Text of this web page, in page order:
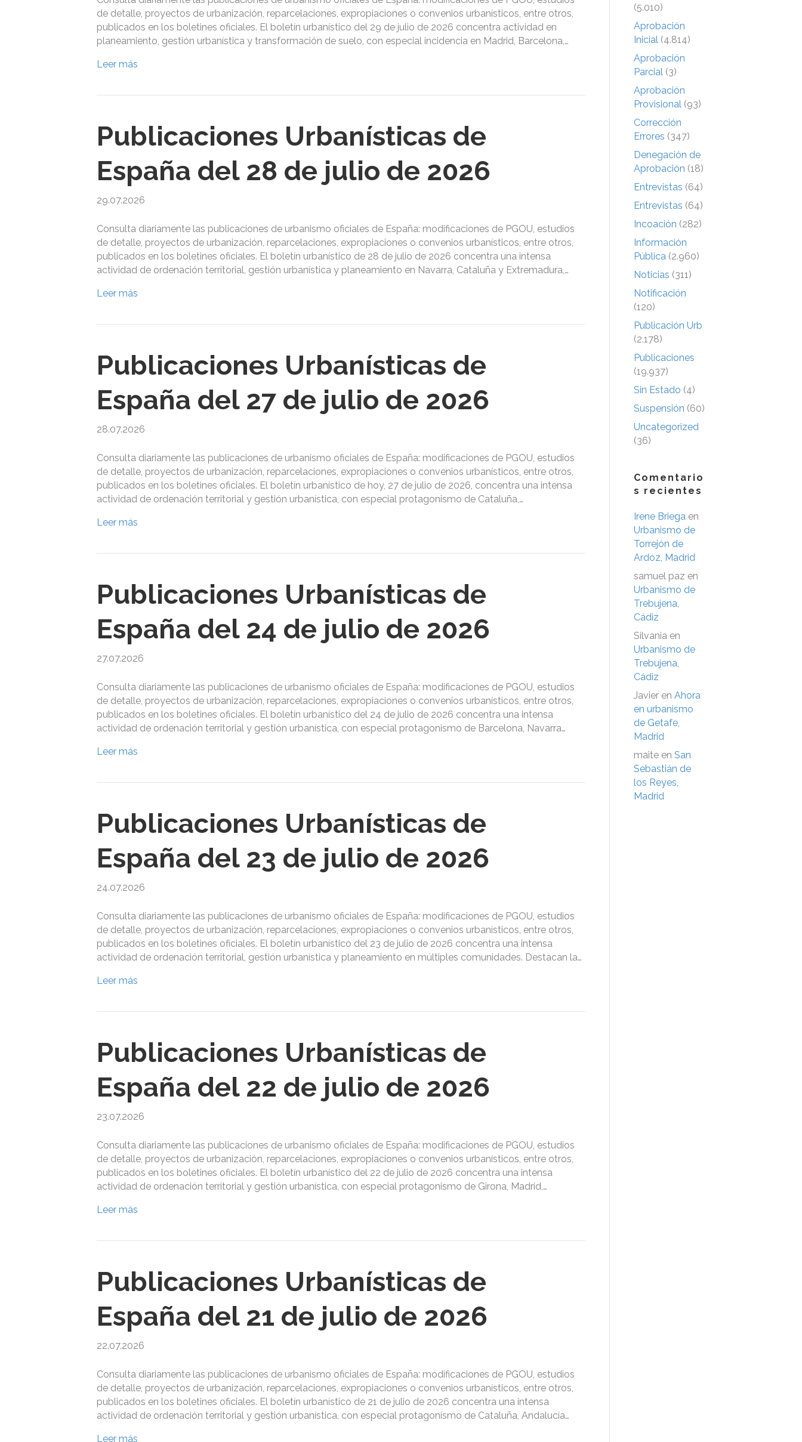
de detalle, proyectos de urbanización, reparcelaciones, expropiaciones o convenios urbanísticos, entre otros,
publicados en los boletines oficiales. El boletín urbanístico del 29 de julio de 2026 concentra actividad en
planeamiento, gestión urbanística y transformación de suelo, con especial incidencia en Madrid, Barcelona,…
Leer más
Publicaciones Urbanísticas de
España del 28 de julio de 2026
29.07.2026
Consulta diariamente las publicaciones de urbanismo oficiales de España: modificaciones de PGOU, estudios
de detalle, proyectos de urbanización, reparcelaciones, expropiaciones o convenios urbanísticos, entre otros,
publicados en los boletines oficiales. El boletín urbanístico de 28 de julio de 2026 concentra una intensa
actividad de ordenación territorial, gestión urbanística y planeamiento en Navarra, Cataluña y Extremadura,…
Leer más
Publicaciones Urbanísticas de
España del 27 de julio de 2026
28.07.2026
Consulta diariamente las publicaciones de urbanismo oficiales de España: modificaciones de PGOU, estudios
de detalle, proyectos de urbanización, reparcelaciones, expropiaciones o convenios urbanísticos, entre otros,
publicados en los boletines oficiales. El boletín urbanístico de hoy, 27 de julio de 2026, concentra una intensa
actividad de ordenación territorial y gestión urbanística, con especial protagonismo de Cataluña,…
Leer más
Publicaciones Urbanísticas de
España del 24 de julio de 2026
27.07.2026
Consulta diariamente las publicaciones de urbanismo oficiales de España: modificaciones de PGOU, estudios
de detalle, proyectos de urbanización, reparcelaciones, expropiaciones o convenios urbanísticos, entre otros,
publicados en los boletines oficiales. El boletín urbanístico del 24 de julio de 2026 concentra una intensa
actividad de ordenación territorial y gestión urbanística, con especial protagonismo de Barcelona, Navarra…
Leer más
Publicaciones Urbanísticas de
España del 23 de julio de 2026
24.07.2026
Consulta diariamente las publicaciones de urbanismo oficiales de España: modificaciones de PGOU, estudios
de detalle, proyectos de urbanización, reparcelaciones, expropiaciones o convenios urbanísticos, entre otros,
publicados en los boletines oficiales. El boletín urbanístico del 23 de julio de 2026 concentra una intensa
actividad de ordenación territorial, gestión urbanística y planeamiento en múltiples comunidades. Destacan la…
Leer más
Publicaciones Urbanísticas de
España del 22 de julio de 2026
23.07.2026
Consulta diariamente las publicaciones de urbanismo oficiales de España: modificaciones de PGOU, estudios
de detalle, proyectos de urbanización, reparcelaciones, expropiaciones o convenios urbanísticos, entre otros,
publicados en los boletines oficiales. El boletín urbanístico del 22 de julio de 2026 concentra una intensa
actividad de ordenación territorial y gestión urbanística, con especial protagonismo de Girona, Madrid,…
Leer más
Publicaciones Urbanísticas de
España del 21 de julio de 2026
22.07.2026
Consulta diariamente las publicaciones de urbanismo oficiales de España: modificaciones de PGOU, estudios
de detalle, proyectos de urbanización, reparcelaciones, expropiaciones o convenios urbanísticos, entre otros,
publicados en los boletines oficiales. El boletín urbanístico de 21 de julio de 2026 concentra una intensa
actividad de ordenación territorial y gestión urbanística, con especial protagonismo de Cataluña, Andalucía…
Leer más
(5.010)
Aprobación
Inicial (4.814)
Aprobación
Parcial (3)
Aprobación
Provisional (93)
Corrección
Errores (347)
Denegación de
Aprobación (18)
Entrevistas (64)
Entrevistas (64)
Incoación (282)
Información
Pública (2.960)
Noticias (311)
Notificación
(120)
Publicación Urb
(2.178)
Publicaciones
(19.937)
Sin Estado (4)
Suspensión (60)
Uncategorized
(36)
Comentario
s recientes
Irene Briega en
Urbanismo de
Torrejón de
Ardoz, Madrid
samuel paz en
Urbanismo de
Trebujena,
Cádiz
Silvania en
Urbanismo de
Trebujena,
Cádiz
Javier en Ahora
en urbanismo
de Getafe,
Madrid
maite en San
Sebastián de
los Reyes,
Madrid